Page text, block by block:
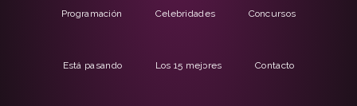
Programación Celebridades Concursos
Está pasando Los 15 mejores Contacto